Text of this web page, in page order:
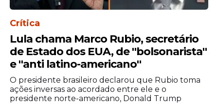
Crítica
Lula chama Marco Rubio, secretário
de Estado dos EUA, de ''bolsonarista''
e ''anti latino-americano''
O presidente brasileiro declarou que Rubio toma
ações inversas ao acordado entre ele e o
presidente norte-americano, Donald Trump